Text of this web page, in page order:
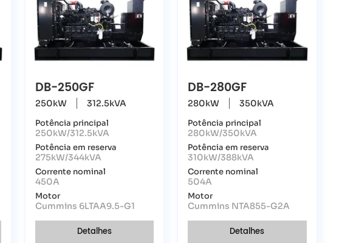
DB-250GF
250kW 312.5kVA
Potência principal
250kW/312.5kVA
Potência em reserva
275kW/344kVA
Corrente nominal
450A
Motor
Cummins 6LTAA9.5-G1
Detalhes
DB-280GF
280kW 350kVA
Potência principal
280kW/350kVA
Potência em reserva
310kW/388kVA
Corrente nominal
504A
Motor
Cummins NTA855-G2A
Detalhes